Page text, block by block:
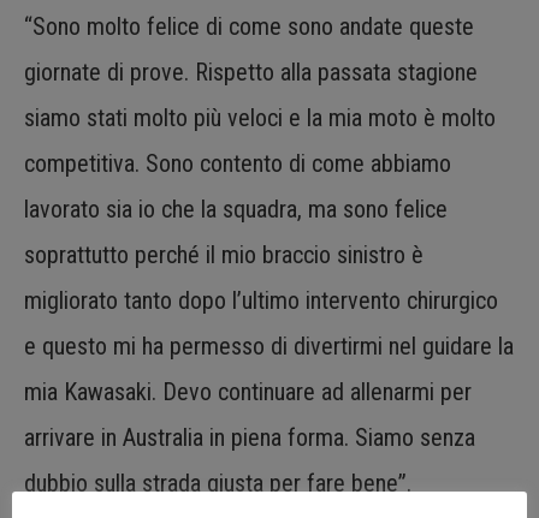
“Sono molto felice di come sono andate queste
giornate di prove. Rispetto alla passata stagione
siamo stati molto più veloci e la mia moto è molto
competitiva. Sono contento di come abbiamo
lavorato sia io che la squadra, ma sono felice
soprattutto perché il mio braccio sinistro è
migliorato tanto dopo l’ultimo intervento chirurgico
e questo mi ha permesso di divertirmi nel guidare la
mia Kawasaki. Devo continuare ad allenarmi per
arrivare in Australia in piena forma. Siamo senza
dubbio sulla strada giusta per fare bene”.